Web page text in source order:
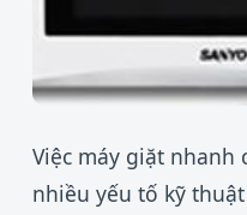
Việc máy giặt
nhiều yếu tố kỹ